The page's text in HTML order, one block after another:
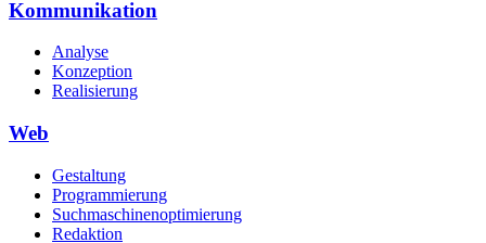
Kommunikation
Analyse
Konzeption
Realisierung
Web
Gestaltung
Programmierung
Suchmaschinenoptimierung
Redaktion